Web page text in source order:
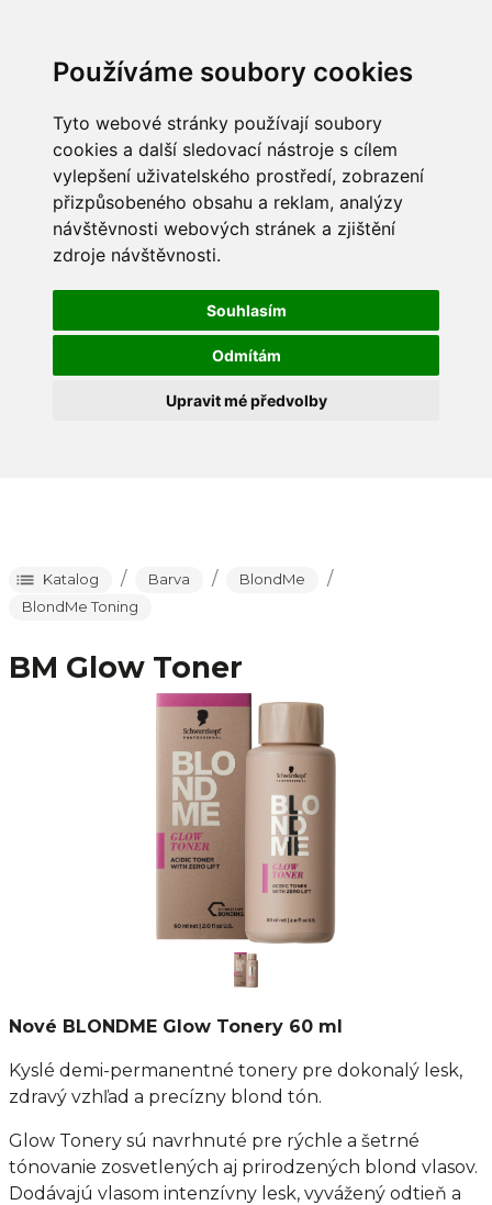
Používáme soubory cookies
Tyto webové stránky používají soubory
cookies a další sledovací nástroje s cílem
vylepšení uživatelského prostředí, zobrazení
přizpůsobeného obsahu a reklam, analýzy
návštěvnosti webových stránek a zjištění
zdroje návštěvnosti.
Souhlasím
Odmítám
Upravit mé předvolby
Katalog / Barva / BlondMe /
BlondMe Toning
BM Glow Toner
Nové BLONDME Glow Tonery 60 ml
Kyslé demi-permanentné tonery pre dokonalý lesk,
zdravý vzhľad a precízny blond tón.
Glow Tonery sú navrhnuté pre rýchle a šetrné
tónovanie zosvetlených aj prirodzených blond vlasov.
Dodávajú vlasom intenzívny lesk, vyvážený odtieň a